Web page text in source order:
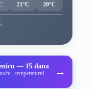
21°C 20°C
— 15 dana
· temperaturni
→